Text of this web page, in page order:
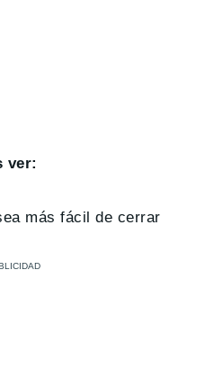
ver:
más fácil de cerrar